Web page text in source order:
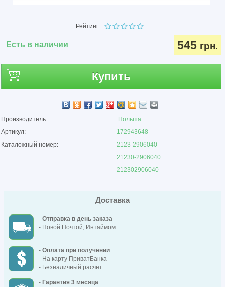
Рейтинг:
Есть в наличии 545 грн.
Купить
Производитель:
Польша
Артикул:
172943648
Каталожный номер:
2123-2906040
21230-2906040
212302906040
Доставка
- Отправка в день заказа
- Новой Почтой, Интаймом
- Оплата при получении
- На карту ПриватБанка
- Безналичный расчёт
- Гарантия 3 месяца